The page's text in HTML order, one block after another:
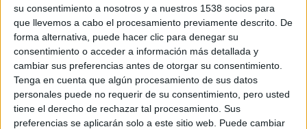
su consentimiento a nosotros y a nuestros 1538 socios para
que llevemos a cabo el procesamiento previamente descrito. De
forma alternativa, puede hacer clic para denegar su
consentimiento o acceder a información más detallada y
cambiar sus preferencias antes de otorgar su consentimiento.
Tenga en cuenta que algún procesamiento de sus datos
personales puede no requerir de su consentimiento, pero usted
tiene el derecho de rechazar tal procesamiento. Sus
preferencias se aplicarán solo a este sitio web. Puede cambiar